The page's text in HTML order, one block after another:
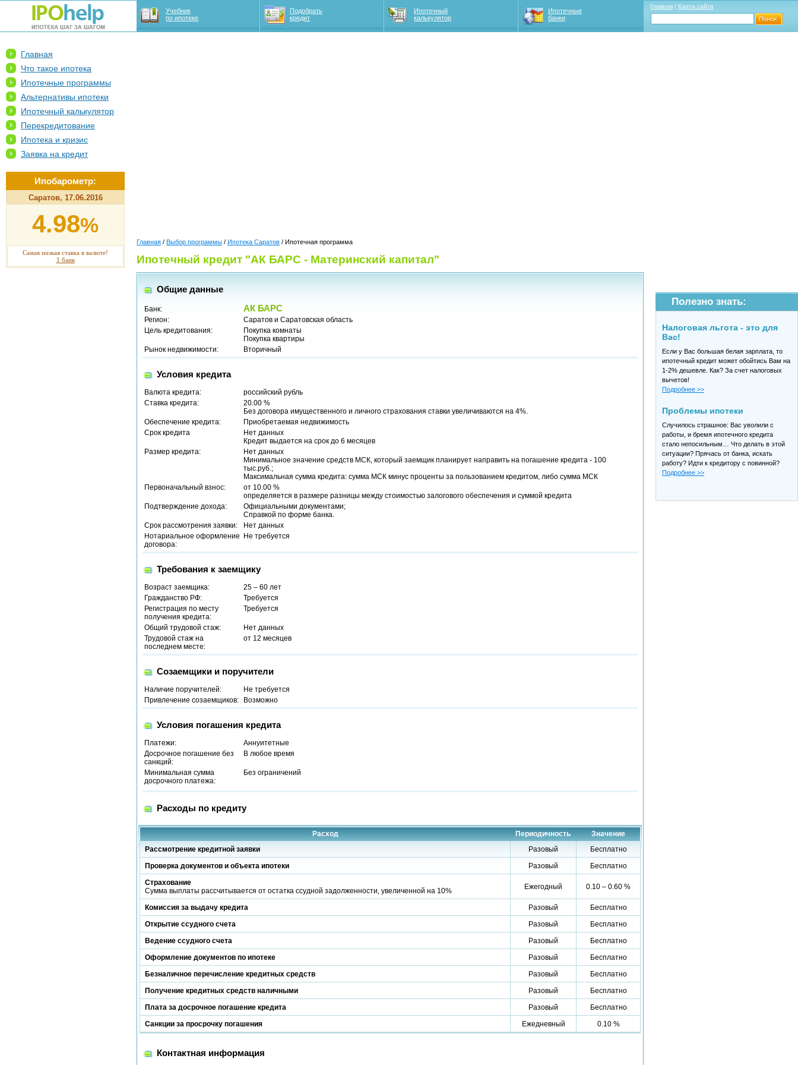
Учебник
по ипотеке
Подобрать
кредит
Ипотечный
калькулятор
Ипотечные
банки
Главная | Карта сайта
Главная
Что такое ипотека
Ипотечные программы
Альтернативы ипотеки
Ипотечный калькулятор
Перекредитование
Ипотека и кризис
Заявка на кредит
Ипобарометр:
Саратов, 17.06.2016
4.98%
Самая низкая ставка в валюте!
1 банк
Главная / Выбор программы / Ипотека Саратов / Ипотечная программа
Ипотечный кредит "АК БАРС - Материнский капитал"
Общие данные
Банк: АК БАРС
Регион:
Саратов и Саратовская область
Цель кредитования:
Покупка комнаты
Покупка квартиры
Рынок недвижимости:
Вторичный
Условия кредита
Валюта кредита:
российский рубль
Ставка кредита:
20.00 %
Без договора имущественного и личного страхования ставки увеличиваются на 4%.
Обеспечение кредита:
Приобретаемая недвижимость
Срок кредита
Нет данных
Кредит выдается на срок до 6 месяцев
Размер кредита:
Нет данных
Минимальное значение средств МСК, который заемщик планирует направить на погашение кредита - 100
тыс.руб.;
Максимальная сумма кредита: сумма МСК минус проценты за пользованием кредитом, либо сумма МСК
Первоначальный взнос:
от 10.00 %
определяется в размере разницы между стоимостью залогового обеспечения и суммой кредита
Подтверждение дохода:
Официальными документами;
Справкой по форме банка.
Срок рассмотрения заявки:
Нет данных
Нотариальное оформление
договора:
Не требуется
Требования к заемщику
Возраст заемщика:
25 – 60 лет
Гражданство РФ:
Требуется
Регистрация по месту
получения кредита:
Требуется
Общий трудовой стаж:
Нет данных
Трудовой стаж на
последнем месте:
от 12 месяцев
Созаемщики и поручители
Наличие поручителей:
Не требуется
Привлечение созаемщиков:
Возможно
Условия погашения кредита
Платежи:
Аннуитетные
Досрочное погашение без
санкций:
В любое время
Минимальная сумма
досрочного платежа:
Без ограничений
Расходы по кредиту
Расход Периодичность
Значение
Рассмотрение кредитной заявки
Разовый
Бесплатно
Проверка документов и объекта ипотеки
Разовый
Бесплатно
Страхование
Сумма выплаты рассчитывается от остатка ссудной задолженности, увеличенной на 10%
Ежегодный 0.10 – 0.60 %
Комиссия за выдачу кредита Разовый
Бесплатно
Открытие ссудного счета
Разовый
Бесплатно
Ведение ссудного счета
Разовый
Бесплатно
Оформление документов по ипотеке
Разовый
Бесплатно
Безналичное перечисление кредитных средств
Разовый
Бесплатно
Получение кредитных средств наличными
Разовый
Бесплатно
Плата за досрочное погашение кредита
Разовый
Бесплатно
Санкции за просрочку погашения
Ежедневный 0.10 %
Контактная информация
Полезно знать:
Налоговая льгота - это для
Вас!
Если у Вас большая белая зарплата, то
ипотечный кредит может обойтись Вам на
1-2% дешевле. Как? За счет налоговых
вычетов!
Подробнее >>
Проблемы ипотеки
Случилось страшное: Вас уволили с
работы, и бремя ипотечного кредита
стало непосильным… Что делать в этой
ситуации? Прячась от банка, искать
работу? Идти к кредитору с повинной?
Подробнее >>